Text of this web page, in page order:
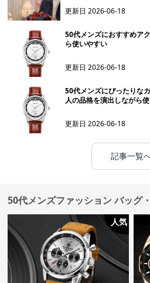
更新日2026-06-18
50代メンズにおすすめア
ら使いやすい
更新日2026-06-18
50代メンズにぴったりな
人の品格を演出しながら
更新日2026-06-18
記事一覧
50代メンズファッション バッグ
人気